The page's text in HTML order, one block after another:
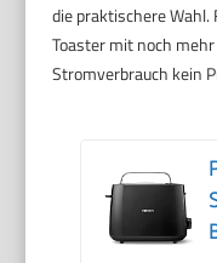
die praktischere Wahl.
Toaster mit noch
Stromverbrauch kein